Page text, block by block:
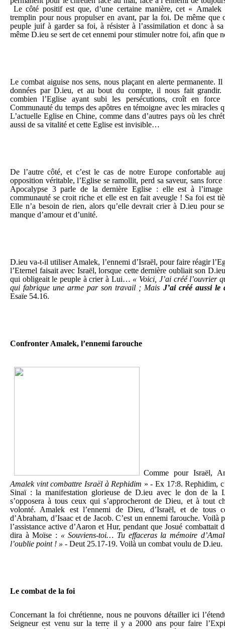
Le côté positif est que, d’une certaine manière, cet «
tremplin pour nous propulser en avant, par la foi. De même que
peuple juif à garder sa foi, à résister à l’assimilation et donc à
même D.ieu se sert de cet ennemi pour stimuler notre foi, afin que
Le combat aiguise nos sens, nous plaçant en alerte permanente.
données par D.ieu, et au bout du compte, il nous fait grandir.
combien l’Eglise ayant subi les persécutions, croît en
Communauté du temps des apôtres en témoigne avec les miracles
L’actuelle Eglise en Chine, comme dans d’autres pays où les
aussi de sa vitalité et cette Eglise est invisible…
De l’autre côté, et c’est le cas de notre Europe confortable
opposition véritable, l’Eglise se ramollit, perd sa saveur, sans
Apocalypse 3 parle de la dernière Eglise : elle est à
communauté se croit riche et elle est en fait aveugle ! Sa foi est
Elle n’a besoin de rien, alors qu’elle devrait crier à D.ieu pour
manque d’amour et d’unité.
D.ieu va-t-il utiliser Amalek, l’ennemi d’Israël, pour faire réagir
l’Eternel faisait avec Israël, lorsque cette dernière oubliait son
qui obligeait le peuple à crier à Lui… « Voici, J’ai créé l’ouvrier
qui fabrique une arme par son travail ; Mais J’ai créé aussi le
Esaïe 54.16.
Confronter Amalek, l’ennemi farouche
Comme pour Israël,
Amalek vint combattre Israël à Rephidim » - Ex 17:8. Rephidim,
Sinaï : la manifestation glorieuse de D.ieu avec le don de la
s’opposera à tous ceux qui s’approcheront de Dieu, et à tout
volonté. Amalek est l’ennemi de Dieu, d’Israël, et de tous
d’Abraham, d’Isaac et de Jacob. C’est un ennemi farouche. Voilà
l’assistance active d’Aaron et Hur, pendant que Josué
dira à Moïse : « Souviens-toi… Tu effaceras la mémoire
l’oublie point ! » - Deut 25.17-19. Voilà un combat voulu de D.ieu.
Le combat de la foi
Concernant la foi chrétienne, nous ne pouvons détailler ici
Seigneur est venu sur la terre il y a 2000 ans pour faire